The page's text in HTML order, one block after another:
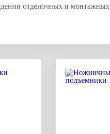
отделочных и монтажных